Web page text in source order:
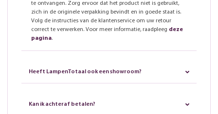
te ontvangen. Zorg ervoor dat het product niet is gebruikt,
zich in de originele verpakking bevindt en in goede staat is.
Volg de instructies van de klantenservice om uw retour
correct te verwerken. Voor meer informatie, raadpleeg deze
pagina.
Heeft LampenTotaal ook een showroom?
Kan ik achteraf betalen?